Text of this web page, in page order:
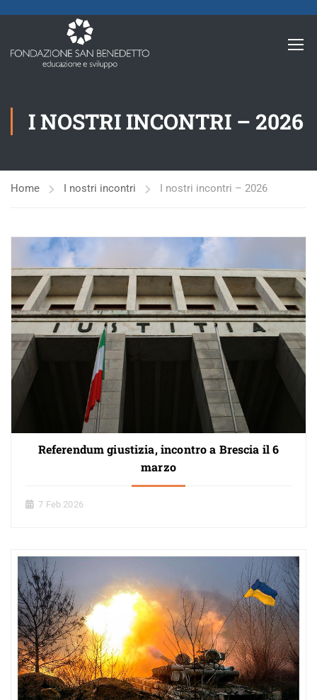
I NOSTRI INCONTRI – 2026
Home I nostri incontri I nostri incontri – 2026
Referendum giustizia, incontro a Brescia il 6
marzo
7 Feb 2026